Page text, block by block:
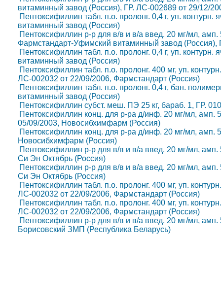
витаминный завод (Россия), ГР. ЛС-002689 от 29/12/
Пентоксифиллин табл. п.о. пролонг. 0,4 г, уп.
витаминный завод (Россия)
Пентоксифиллин р-р для в/в и в/а введ. 20 мг/мл, амп.
Фармстандарт-Уфимский витаминный завод
Пентоксифиллин табл. п.о. пролонг. 0,4 г, уп.
витаминный завод (Россия)
Пентоксифиллин табл. п.о. пролонг. 400 мг, уп.
ЛС-002032 от 22/09/2006, Фармстандарт (Россия)
Пентоксифиллин табл. п.о. пролонг. 0,4 г, бан.
витаминный завод (Россия)
Пентоксифиллин субст. меш. ПЭ 25 кг, бараб. 1, ГР.
Пентоксифиллин конц. для р-ра д/инф. 20 мг/мл, амп.
05/09/2003, Новосибхимфарм (Россия)
Пентоксифиллин конц. для р-ра д/инф. 20 мг/мл, амп.
Новосибхимфарм (Россия)
Пентоксифиллин р-р для в/в и в/а введ. 20 мг/мл,
Си Эн Октябрь (Россия)
Пентоксифиллин р-р для в/в и в/а введ. 20 мг/мл,
Си Эн Октябрь (Россия)
Пентоксифиллин табл. п.о. пролонг. 400 мг, уп.
ЛС-002032 от 22/09/2006, Фармстандарт (Россия)
Пентоксифиллин табл. п.о. пролонг. 400 мг, уп.
ЛС-002032 от 22/09/2006, Фармстандарт (Россия)
Пентоксифиллин р-р для в/в и в/а введ. 20 мг/мл,
Борисовский ЗМП (Республика Беларусь)